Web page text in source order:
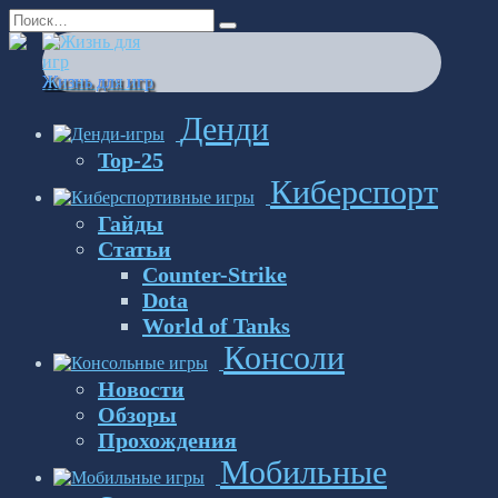
Перейти
к
содержанию
Search
for:
Жизнь для игр
Денди
Top-25
Киберспорт
Гайды
Статьи
Counter-Strike
Dota
World of Tanks
Консоли
Новости
Обзоры
Прохождения
Мобильные